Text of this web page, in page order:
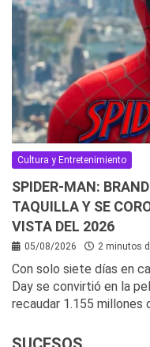
Cultura y Entretenimiento
SPIDER-MAN:
TAQUILLA Y SE
VISTA DEL 2026
05/08/2026 2 minutos
Con solo siete días en
Day se convirtió en la
recaudar 1.155 millones